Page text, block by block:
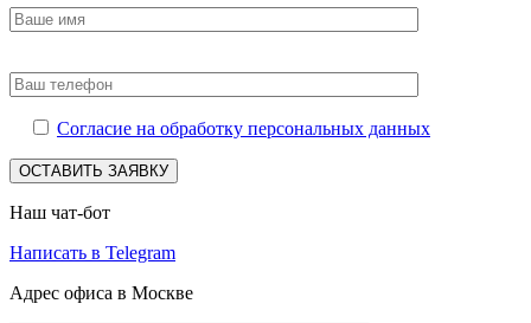
Согласие на обработку персональных данных
Наш чат-бот
Написать в Telegram
Адрес офиса в Москве